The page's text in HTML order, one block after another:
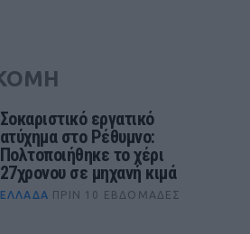
Σοκαριστικό εργατικό
ατύχημα στο Ρέθυμνο:
Πολτοποιήθηκε το χέρι
27χρονου σε μηχανή κιμά
ΕΛΛΆΔΑ ΠΡΙΝ 10 ΕΒΔΟΜΆΔΕΣ